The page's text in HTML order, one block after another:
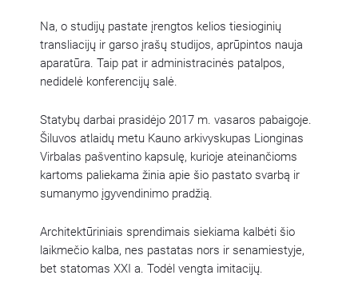
Na, o studijų pastate įrengtos kelios tiesioginių
transliacijų ir garso įrašų studijos, aprūpintos nauja
aparatūra. Taip pat ir administracinės patalpos,
nedidelė konferencijų salė.
Statybų darbai prasidėjo 2017 m. vasaros pabaigoje.
Šiluvos atlaidų metu Kauno arkivyskupas Lionginas
Virbalas pašventino kapsulę, kurioje ateinančioms
kartoms paliekama žinia apie šio pastato svarbą ir
sumanymo įgyvendinimo pradžią.
Architektūriniais sprendimais siekiama kalbėti šio
laikmečio kalba, nes pastatas nors ir senamiestyje,
bet statomas XXI a. Todėl vengta imitacijų.